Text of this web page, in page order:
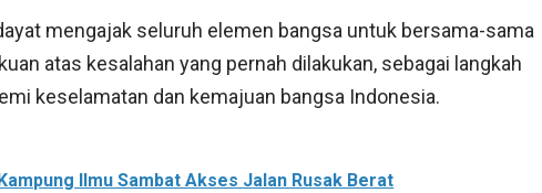
mengajak seluruh elemen bangsa untuk bersama-sama
atas kesalahan yang pernah dilakukan, sebagai langkah
keselamatan dan kemajuan bangsa Indonesia.
Ilmu Sambat Akses Jalan Rusak Berat